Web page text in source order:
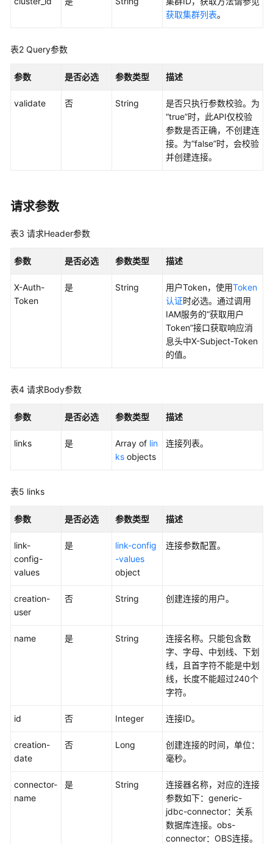
南
佳
践
API
必
读
据
连
连
获取集群列表。
表2 Query参数
参数 是否必选 参数类型 描述
validate 否 String
是否只执行参数校验。为
“true”时，此API仅校验
参数是否正确，不创建连
接。为“false”时，会校验
并创建连接。
请求参数
表3 请求Header参数
参数 是否必选 参数类型 描述
X-Auth-
Token
是 String 用户Token，使用Token
认证时必选。通过调用
IAM服务的“获取用户
Token”接口获取响应消
息头中X-Subject-Token
的值。
表4 请求Body参数
参数 是否必选 参数类型 描述
links 是 Array of lin
ks objects
连接列表。
表5 links
参数 是否必选 参数类型 描述
link-
config-
values
是
link-config
-values
object
连接参数配置。
creation-
user
否 String 创建连接的用户。
name 是 String
连接名称。只能包含数
字、字母、中划线、下划
线，且首字符不能是中划
线，长度不能超过240个
字符。
id 否 Integer 连接ID。
creation-
date
否 Long
创建连接的时间，单位：
毫秒。
connector-
name
是 String
连接器名称，对应的连接
参数如下：generic-
jdbc-connector：关系
数据库连接。obs-
connector：OBS连接。